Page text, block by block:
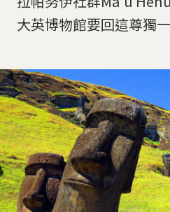
大英博物館要回這尊獨